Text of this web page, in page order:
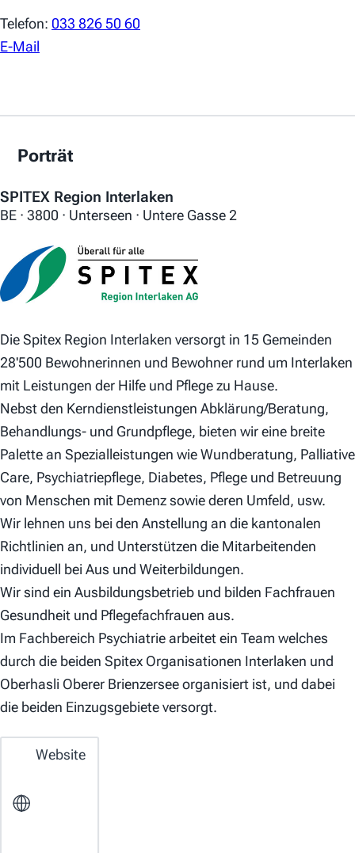
Telefon: 033 826 50 60
E-Mail
Porträt
SPITEX Region Interlaken
BE · 3800 · Unterseen · Untere Gasse 2
Die Spitex Region Interlaken versorgt in 15 Gemeinden
28'500 Bewohnerinnen und Bewohner rund um Interlaken
mit Leistungen der Hilfe und Pflege zu Hause.
Nebst den Kerndienstleistungen Abklärung/Beratung,
Behandlungs- und Grundpflege, bieten wir eine breite
Palette an Spezialleistungen wie Wundberatung, Palliative
Care, Psychiatriepflege, Diabetes, Pflege und Betreuung
von Menschen mit Demenz sowie deren Umfeld, usw.
Wir lehnen uns bei den Anstellung an die kantonalen
Richtlinien an, und Unterstützen die Mitarbeitenden
individuell bei Aus und Weiterbildungen.
Wir sind ein Ausbildungsbetrieb und bilden Fachfrauen
Gesundheit und Pflegefachfrauen aus.
Im Fachbereich Psychiatrie arbeitet ein Team welches
durch die beiden Spitex Organisationen Interlaken und
Oberhasli Oberer Brienzersee organisiert ist, und dabei
die beiden Einzugsgebiete versorgt.
Website